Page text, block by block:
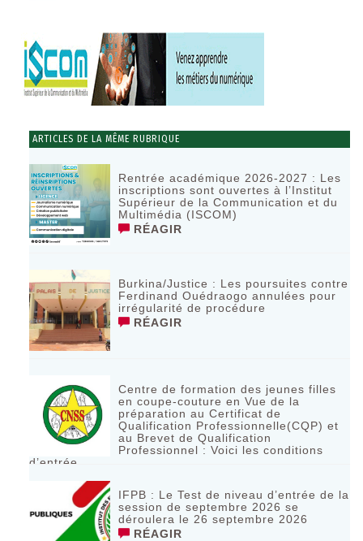
ARTICLES DE LA MÊME RUBRIQUE
Rentrée académique 2026-2027 : Les
inscriptions sont ouvertes à l’Institut
Supérieur de la Communication et du
Multimédia (ISCOM)
RÉAGIR
Burkina/Justice : Les poursuites contre
Ferdinand Ouédraogo annulées pour
irrégularité de procédure
RÉAGIR
Centre de formation des jeunes filles
en coupe-couture en Vue de la
préparation au Certificat de
Qualification Professionnelle(CQP) et
au Brevet de Qualification
Professionnel : Voici les conditions
d’entrée
IFPB : Le Test de niveau d’entrée de la
session de septembre 2026 se
déroulera le 26 septembre 2026
RÉAGIR